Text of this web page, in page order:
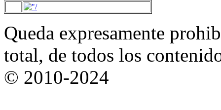
Queda expresamente
total, de todos los
© 2010-2024